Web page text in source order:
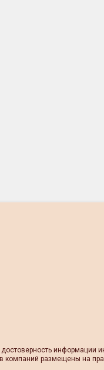
информации
компаний размещены на